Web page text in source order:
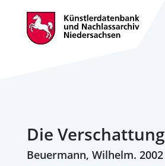
Die Verschattung
Beuermann, Wilhelm. 2002